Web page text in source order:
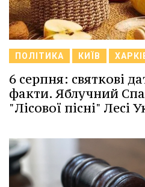
ПОЛІТИКА КИЇВ
6 серпня: святкові
факти. Яблучний
"Лісової пісні" Лесі